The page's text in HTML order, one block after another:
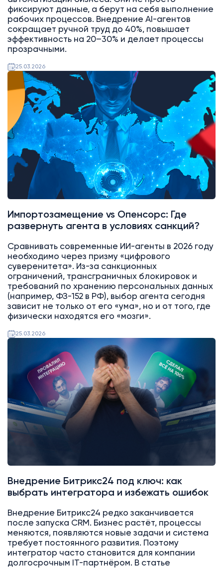
фиксируют данные, а берут на себя выполнение
рабочих процессов. Внедрение AI-агентов
сокращает ручной труд до 40%, повышает
эффективность на 20–30% и делает процессы
прозрачными.
25.03.2026
Битрикс24
Импортозамещение vs Опенсорс: Где
развернуть агента в условиях санкций?
Сравнивать современные ИИ-агенты в 2026 году
необходимо через призму «цифрового
суверенитета». Из-за санкционных
ограничений, трансграничных блокировок и
требований по хранению персональных данных
(например, ФЗ-152 в РФ), выбор агента сегодня
зависит не только от его «ума», но и от того, где
физически находятся его «мозги».
25.03.2026
Интеграции
Внедрение Битрикс24 под ключ: как
выбрать интегратора и избежать ошибок
Внедрение Битрикс24 редко заканчивается
после запуска CRM. Бизнес растёт, процессы
меняются, появляются новые задачи и система
требует постоянного развития. Поэтому
интегратор часто становится для компании
долгосрочным IT-партнёром. В статье